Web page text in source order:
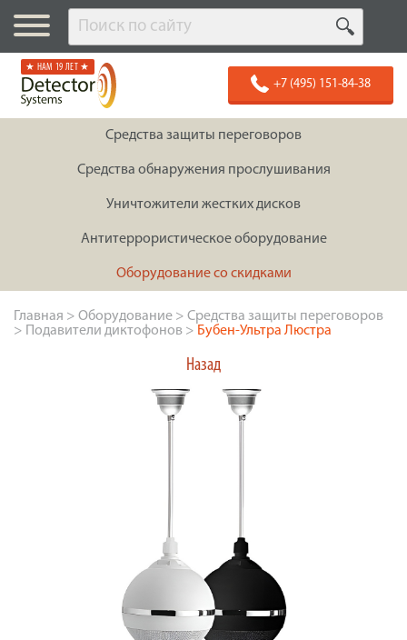
★ НАМ 19 ЛЕТ ★
+7 (495) 151-84-38
Средства защиты переговоров
Средства обнаружения прослушивания
Уничтожители жестких дисков
Антитеррористическое оборудование
Оборудование со скидками
Главная > Оборудование > Средства защиты переговоров
> Подавители диктофонов > Бубен-Ультра Люстра
Назад